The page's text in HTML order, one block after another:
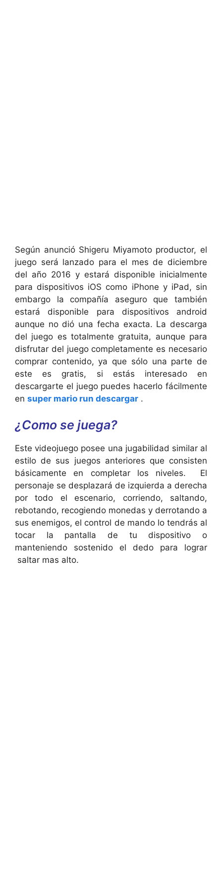
Según anunció Shigeru Miyamoto productor, el
juego será lanzado para el mes de diciembre
del año 2016 y estará disponible inicialmente
para dispositivos iOS como iPhone y iPad, sin
embargo la compañía aseguro que también
estará disponible para dispositivos android
aunque no dió una fecha exacta. La descarga
del juego es totalmente gratuita, aunque para
disfrutar del juego completamente es necesario
comprar contenido, ya que sólo una parte de
este es gratis, si estás interesado en
descargarte el juego puedes hacerlo fácilmente
en super mario run descargar .
¿Como se juega?
Este videojuego posee una jugabilidad similar al
estilo de sus juegos anteriores que consisten
básicamente en completar los niveles. El
personaje se desplazará de izquierda a derecha
por todo el escenario, corriendo, saltando,
rebotando, recogiendo monedas y derrotando a
sus enemigos, el control de mando lo tendrás al
tocar la pantalla de tu dispositivo o
manteniendo sostenido el dedo para lograr
saltar mas alto.